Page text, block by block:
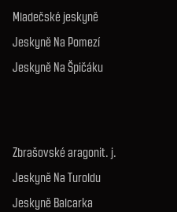
Mladečské jeskyně
Jeskyně Na Pomezí
Jeskyně Na Špičáku
Zbrašovské aragonit. j.
Jeskyně Na Turoldu
Jeskyně Balcarka